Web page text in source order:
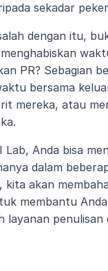
sekadar
dengan itu,
PR? Sebagian
bersama
mereka, atau
Lab, Anda bisa
dalam
kita akan
membantu
layanan